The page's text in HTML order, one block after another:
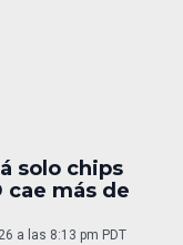
solo chips
cae más de
a las 8:13 pm PDT